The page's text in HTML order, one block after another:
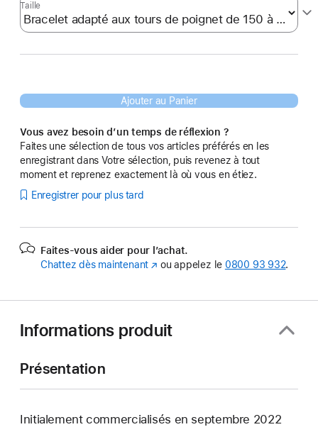
Taille
Ajouter au Panier
Vous avez besoin d’un temps de réflexion ?
Faites une sélection de tous vos articles préférés en les
enregistrant dans Votre sélection, puis revenez à tout
moment et reprenez exactement là où vous en étiez.
Enregistrer pour plus tard
Faites-vous aider pour l’achat.
Chattez dès maintenant (s’ouvre
ou appelez le 0800 93 932.
Informations produit
Présentation
Initialement commercialisés en septembre 2022